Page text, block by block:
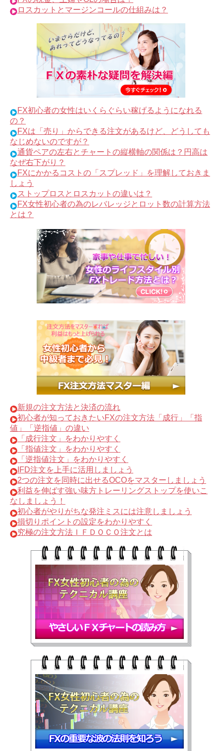
ロスカットとマージンコールの仕組みは？
FX初心者の女性はいくらぐらい稼げるようになれる
の？
FXは「売り」からできる注文があるけど、どうしても
なじめないのですが？
通貨ペアの左右とチャートの縦横軸の関係は？円高は
なぜ右下がり？
FXにかかるコストの「スプレッド」を理解しておきま
しょう
ストップロスとロスカットの違いは？
FX女性初心者の為のレバレッジとロット数の計算方法
とは？
新規の注文方法と決済の流れ
初心者が知っておきたいFXの注文方法「成行」「指
値」「逆指値」の違い
「成行注文」をわかりやすく
「指値注文」をわかりやすく
「逆指値注文」をわかりやすく
IFD注文を上手に活用しましょう
2つの注文を同時に出せるOCOをマスターしましょう
利益を伸ばす強い味方トレーリングストップを使いこ
なしましょう！
初心者がやりがちな発注ミスには注意しましょう
損切りポイントの設定をわかりやすく
究極の注文方法ＩＦＤＯＣＯ注文とは